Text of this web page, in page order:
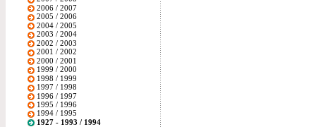
2006 / 2007
2005 / 2006
2004 / 2005
2003 / 2004
2002 / 2003
2001 / 2002
2000 / 2001
1999 / 2000
1998 / 1999
1997 / 1998
1996 / 1997
1995 / 1996
1994 / 1995
1927 - 1993 / 1994